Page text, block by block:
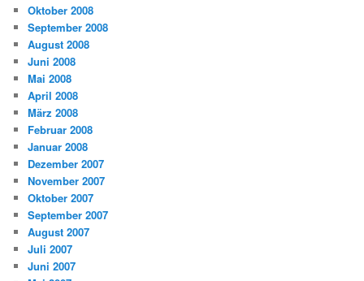
Oktober 2008
September 2008
August 2008
Juni 2008
Mai 2008
April 2008
März 2008
Februar 2008
Januar 2008
Dezember 2007
November 2007
Oktober 2007
September 2007
August 2007
Juli 2007
Juni 2007